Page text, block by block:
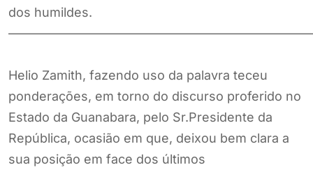
dos humildes.
Helio Zamith, fazendo uso da palavra teceu
ponderações, em torno do discurso proferido no
Estado da Guanabara, pelo Sr.Presidente da
República, ocasião em que, deixou bem clara a
sua posição em face dos últimos